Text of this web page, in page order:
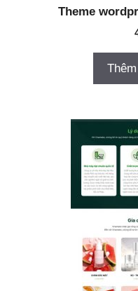
Theme